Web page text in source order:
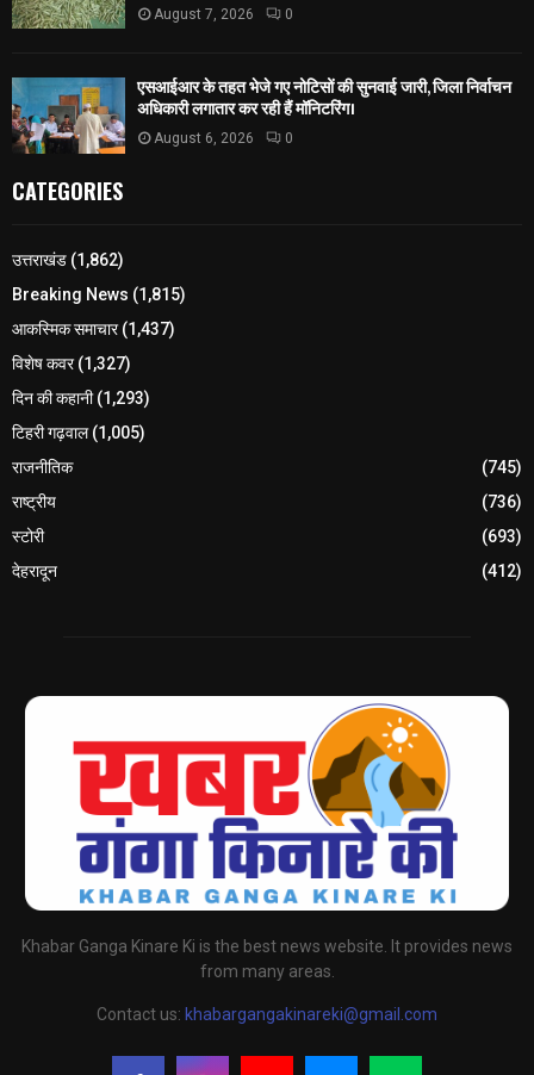
August 7, 2026 0
एसआईआर के तहत भेजे गए नोटिसों की सुनवाई जारी, जिला निर्वाचन
अधिकारी लगातार कर रही हैं मॉनिटरिंग।
August 6, 2026 0
CATEGORIES
उत्तराखंड (1,862)
Breaking News (1,815)
आकस्मिक समाचार(1,437)
विशेष कवर(1,327)
दिन की कहानी(1,293)
टिहरी गढ़वाल(1,005)
राजनीतिक
(745)
राष्ट्रीय
(736)
स्टोरी
(693)
देहरादून
(412)
Khabar Ganga Kinare Ki is the best news website. It provides news
from many areas.
Contact us: khabargangakinareki@gmail.com